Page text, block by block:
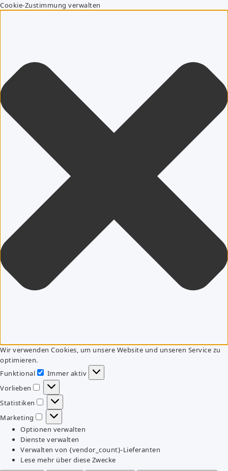
Cookie-Zustimmung verwalten
Wir verwenden Cookies, um unsere Website und unseren Service zu
optimieren.
Funktional
Funktional
Immer aktiv
Vorlieben
Vorlieben
Statistiken
Statistiken
Marketing
Marketing
Optionen verwalten
Dienste verwalten
Verwalten von {vendor_count}-Lieferanten
Lese mehr über diese Zwecke